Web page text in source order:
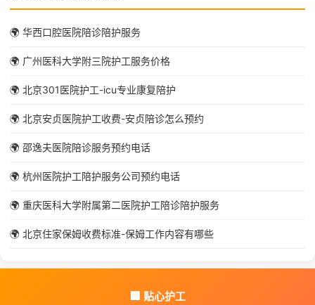
🌍 华西口腔医院陪诊陪护服务
🌍 广州医科大学附三院护工服务价格
🌍 北京301医院护工-icu专业康复陪护
🌍 北京安贞医院护工收费-安贞陪诊怎么预约
🌍 邵逸夫医院陪诊服务预约电话
🌍 杭州医院护工陪护服务公司预约电话
🌍 重庆医科大学附属第二医院护工陪诊陪护服务
🌍 北京住家保姆收费标准-保姆工作内容有哪些
🏢 贴心护工